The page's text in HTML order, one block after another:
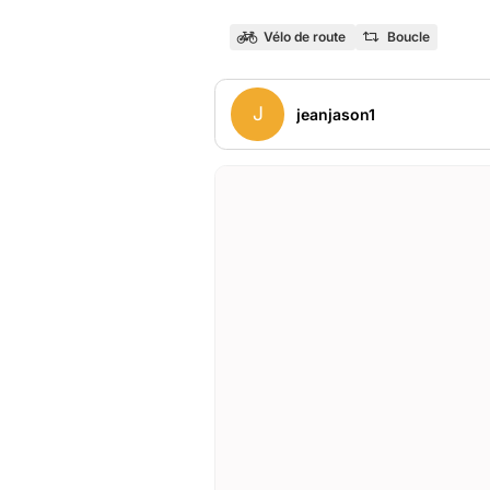
Vélo de route Boucle
J jeanjason1